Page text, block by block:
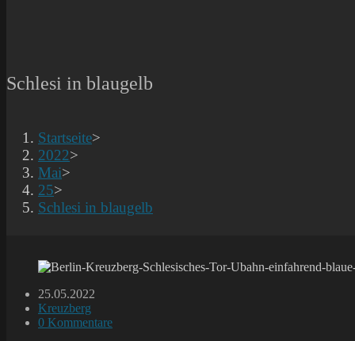
Schlesi in blaugelb
Startseite>
2022>
Mai>
25>
Schlesi in blaugelb
Beitrag
veröffentlicht:
25.05.2022
Beitrags-
Kategorie:
Kreuzberg
Beitrags-
0 Kommentare